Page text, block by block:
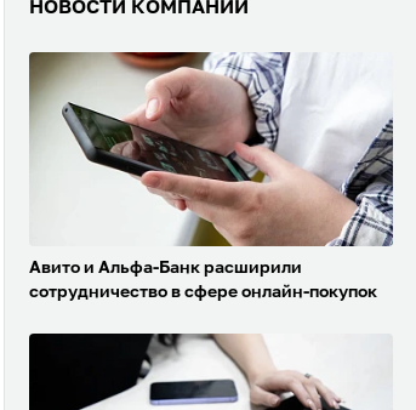
НОВОСТИ КОМПАНИЙ
Авито и Альфа-Банк расширили
сотрудничество в сфере онлайн-покупок